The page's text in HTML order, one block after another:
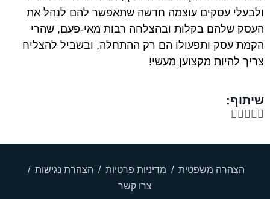
ולבעלי עסקים עוצמה חדשה שתאפשר להם לנהל את
העסק שלהם בקלות ובהצלחה רבות מאי-פעם, שהרי
הקמת עסק ותפעולו הם רק ההתחלה, ובשביל להצליח
צריך להיות מקצוען מעשי!
שיתוף:
הצהרה משפטית / מדיניות פרטיות / הצהרת נגישות /
צרו קשר